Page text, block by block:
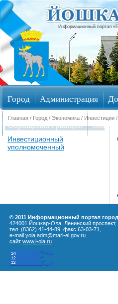
Информационный портал
Город Администрация
Обращения граждан
Главная / Город / Экономика / Инвестиции
Инвестиционный
уполномоченный
© 2011 Информационный портал
424001 Йошкар-Ола, Ленинский проспект,
тел. (8362) 41-44-89, факс 63-03-71,
e-mail yola.adm@mari-el.gov.ru
сайт www.i-ola.ru